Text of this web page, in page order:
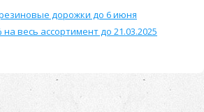
дорожки до 6 июня
на весь ассортимент до 21.03.2025